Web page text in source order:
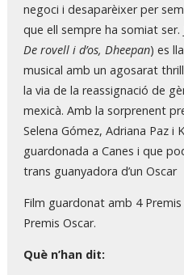
negoci i desaparèixer per
que ell sempre ha somiat ser.
De rovell i d’os, Dheepan) es
musical amb un agosarat
la via de la reassignació de
mexicà. Amb la sorprenent
Selena Gómez, Adriana Paz i
guardonada a Canes i que
trans guanyadora d’un Oscar
Film guardonat amb 4
Premis Oscar.
Què n’han dit: